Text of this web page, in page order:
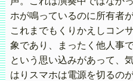
ホが鳴っているのに所有者
これまでもくりかえしコン
象であり、まったく他人事
という思い込みがあって、
はりスマホは電源を切るの